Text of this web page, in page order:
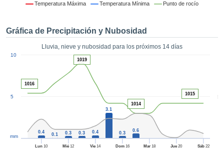
permite
sin coste.
botón
de todas
CONTINUAR
Temperatura Máxima Temperatura Mínima Punto de rocío
Gráfica de Precipitación y Nubosidad
Lluvia, nieve y nubosidad para los próximos 14 días
50
Lun 10 Mié 12 Vie 14 Dom16 Mar18 Jue 20 Sáb22
5
10
mm
0.4 0.1 0.3 0.3 0.4
3.1
0.3 0.6
1016
1019
1014
1015